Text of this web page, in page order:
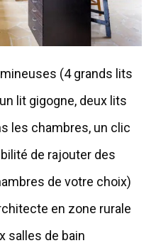
(4 grands lits
lit gigogne, deux lits
les chambres, un clic
de rajouter des
de votre choix)
en zone rurale
salles de bain